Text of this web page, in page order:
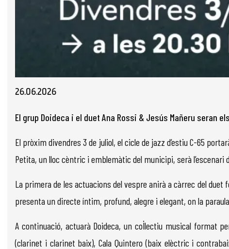
26.06.2026
El grup Doideca i el duet Ana Rossi & Jesús Mañeru seran
El pròxim divendres 3 de juliol, el cicle de jazz d’estiu C-65
Petita, un lloc cèntric i emblemàtic del municipi, serà l’escenari
La primera de les actuacions del vespre anirà a càrrec del
presenta un directe íntim, profund, alegre i elegant, on la
A continuació, actuarà Doideca, un col·lectiu musical format
(clarinet i clarinet baix), Cala Quintero (baix elèctric i